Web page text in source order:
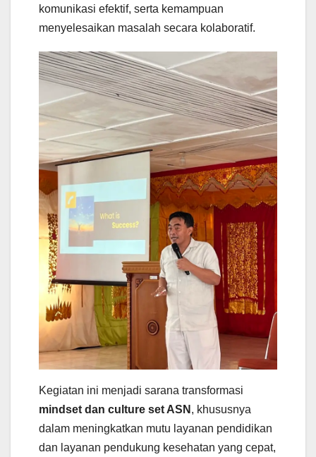
komunikasi efektif, serta kemampuan
menyelesaikan masalah secara kolaboratif.
Kegiatan ini menjadi sarana transformasi
mindset dan culture set ASN , khususnya
dalam meningkatkan mutu layanan pendidikan
dan layanan pendukung kesehatan yang cepat,